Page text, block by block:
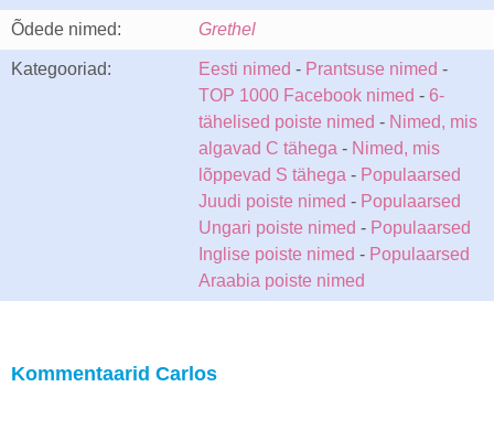
Õdede nimed: Grethel
Kategooriad: Eesti nimed - Prantsuse nimed -
TOP 1000 Facebook nimed - 6-
tähelised poiste nimed - Nimed, mis
algavad C tähega - Nimed, mis
lõppevad S tähega - Populaarsed
Juudi poiste nimed - Populaarsed
Ungari poiste nimed - Populaarsed
Inglise poiste nimed - Populaarsed
Araabia poiste nimed
Kommentaarid Carlos